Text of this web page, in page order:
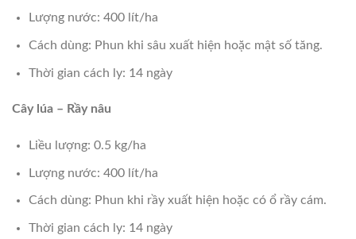
Lượng nước: 400 lít/ha
Cách dùng: Phun khi sâu xuất hiện hoặc mật số tăng.
Thời gian cách ly: 14 ngày
Cây lúa – Rầy nâu
Liều lượng: 0.5 kg/ha
Lượng nước: 400 lít/ha
Cách dùng: Phun khi rầy xuất hiện hoặc có ổ rầy cám.
Thời gian cách ly: 14 ngày